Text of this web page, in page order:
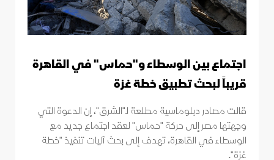
اجتماع بين الوسطاء و"حماس" في القاهرة
قريباً لبحث تطبيق خطة غزة
قالت مصادر دبلوماسية مطلعة لـ"الشرق"، إن الدعوة التي
وجهتها مصر إلى حركة "حماس" لعقد اجتماع جديد مع
الوسطاء في القاهرة، تهدف إلى بحث آليات تنفيذ "خطة
غزة".